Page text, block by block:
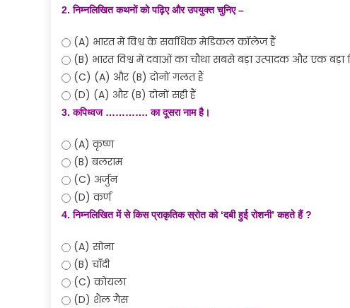
2. निम्नलिखित कथनों को पढ़िए और उपयुक्त चुनिए –
(A) भारत में विश्व के सर्वाधिक मेडिकल कॉलेज हैं
(B) भारत विश्व में दवाओं का चौथा सबसे बड़ा उत्पादक और एक बड़ा
(C) (A) और (B) दोनों गलत हैं
(D) (A) और (B) दोनों सही हैं
3. कपिध्वज …………. का दूसरा नाम है।
(A) कृष्ण
(B) बलराम
(C) अर्जुन
(D) कर्ण
4. निम्नलिखित में से किस प्राकृतिक स्रोत को ‘दबी हुई रोशनी’ कहते हैं ?
(A) सोना
(B) चाँदी
(C) कोयला
(D) शैल गैस